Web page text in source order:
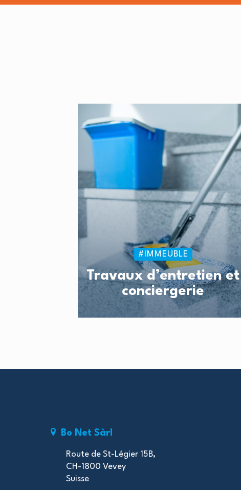
#IMMEUBLE
Travaux d’entretien et
conciergerie
Bo Net Sàrl
Route de St-Légier 15B,
CH-1800 Vevey
Suisse